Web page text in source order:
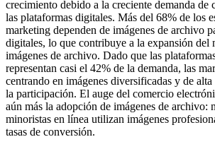
crecimiento debido a la creciente demanda de
las plataformas digitales. Más del 68% de los
marketing dependen de imágenes de archivo
digitales, lo que contribuye a la expansión del
imágenes de archivo. Dado que las
representan casi el 42% de la demanda, las
centrando en imágenes diversificadas y de
la participación. El auge del comercio
aún más la adopción de imágenes de archivo:
minoristas en línea utilizan imágenes
tasas de conversión.